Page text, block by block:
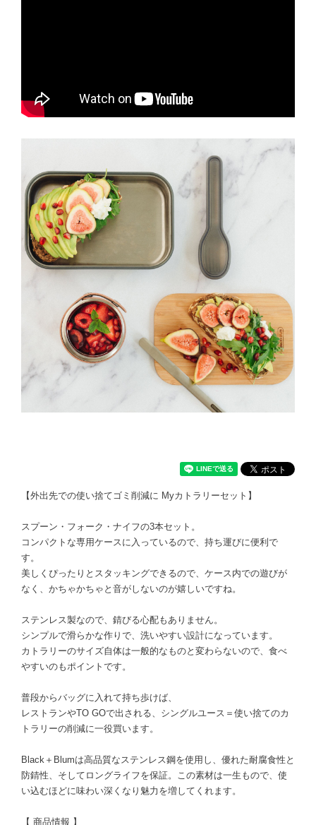
【外出先での使い捨てゴミ削減に Myカトラリーセット】
スプーン・フォーク・ナイフの3本セット。
コンパクトな専用ケースに入っているので、持ち運びに便利で
す。
美しくぴったりとスタッキングできるので、ケース内での遊びが
なく、かちゃかちゃと音がしないのが嬉しいですね。
ステンレス製なので、錆びる心配もありません。
シンプルで滑らかな作りで、洗いやすい設計になっています。
カトラリーのサイズ自体は一般的なものと変わらないので、食べ
やすいのもポイントです。
普段からバッグに入れて持ち歩けば、
レストランやTO GOで出される、シングルユース＝使い捨てのカ
トラリーの削減に一役買います。
Black＋Blumは高品質なステンレス鋼を使用し、優れた耐腐食性と
防錆性、そしてロングライフを保証。この素材は一生もので、使
い込むほどに味わい深くなり魅力を増してくれます。
【 商品情報 】